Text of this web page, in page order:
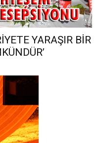
YARAŞIR BİR